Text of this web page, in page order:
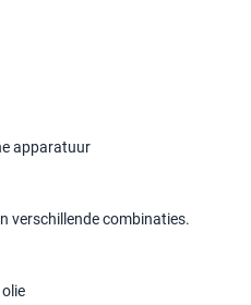
apparatuur
verschillende combinaties.